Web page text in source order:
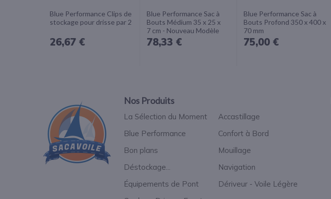
Blue Performance Clips de
stockage pour drisse par 2
26,67 €
Blue Performance Sac à
Bouts Médium 35 x 25 x
7 cm - Nouveau Modèle
78,33 €
Blue Performance Sac à
Bouts Profond 350 x 400 x
70 mm
75,00 €
Nos Produits
La Sélection du Moment
Blue Performance
Bon plans
Déstockage...
Équipements de Pont
Accastillage
Confort à Bord
Mouillage
Navigation
Dériveur - Voile Légère